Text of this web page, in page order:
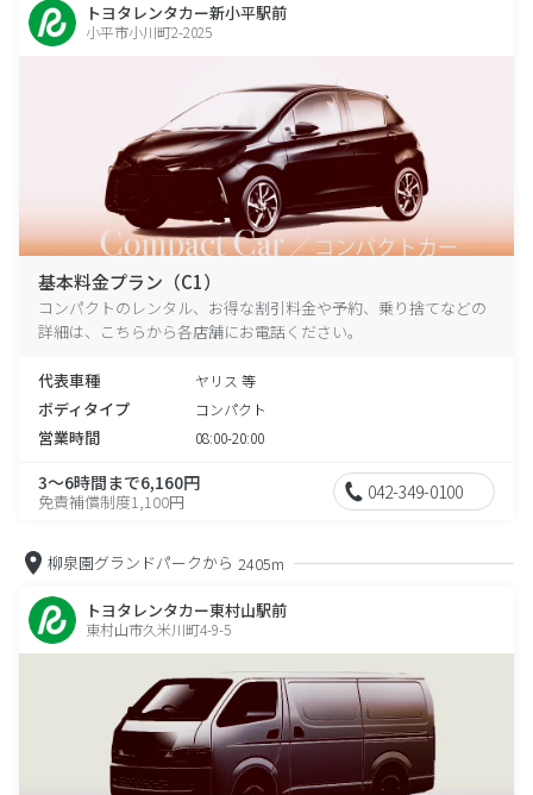
トヨタレンタカー新小平駅前
小平市小川町2-2025
基本料金プラン（C1）
コンパクトのレンタル、お得な割引料金や予約、乗り捨てなどの
詳細は、こちらから各店舗にお電話ください。
代表車種 ヤリス 等
ボディタイプ コンパクト
営業時間 08:00-20:00
3～6時間まで6,160円
免責補償制度1,100円 042-349-0100
柳泉園グランドパークから 2405m
トヨタレンタカー東村山駅前
東村山市久米川町4-9-5